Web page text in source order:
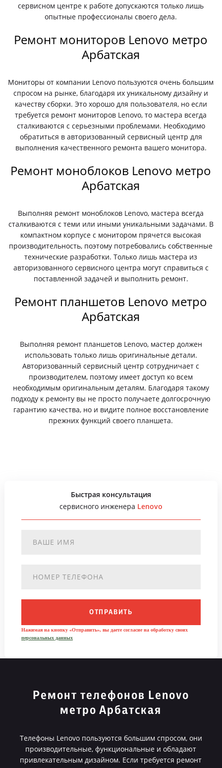
сервисном центре к работе допускаются только лишь
опытные профессионалы своего дела.
Ремонт мониторов Lenovo метро
Арбатская
Мониторы от компании Lenovo пользуются очень большим
спросом на рынке, благодаря их уникальному дизайну и
качеству сборки. Это хорошо для пользователя, но если
требуется ремонт мониторов Lenovo, то мастера всегда
сталкиваются с серьезными проблемами. Необходимо
обратиться в авторизованный сервисный центр для
выполнения качественного ремонта вашего монитора.
Ремонт моноблоков Lenovo метро
Арбатская
Выполняя ремонт моноблоков Lenovo, мастера всегда
сталкиваются с теми или иными уникальными задачами. В
компактном корпусе с монитором прячется высокая
производительность, поэтому потребовались собственные
технические разработки. Только лишь мастера из
авторизованного сервисного центра могут справиться с
поставленной задачей и выполнить ремонт.
Ремонт планшетов Lenovo метро
Арбатская
Выполняя ремонт планшетов Lenovo, мастер должен
использовать только лишь оригинальные детали.
Авторизованный сервисный центр сотрудничает с
производителем, поэтому имеет доступ ко всем
необходимым оригинальным деталям. Благодаря такому
подходу к ремонту вы не просто получаете долгосрочную
гарантию качества, но и видите полное восстановление
прежних функций своего планшета.
Быстрая консультация
сервисного инженера Lenovo
ОТПРАВИТЬ
Нажимая на кнопку «Отправить», вы даете согласие на обработку своих
персональных данных
Ремонт телефонов Lenovo
метро Арбатская
Телефоны Lenovo пользуются большим спросом, они
производительные, функциональные и обладают
привлекательным дизайном. Если требуется ремонт